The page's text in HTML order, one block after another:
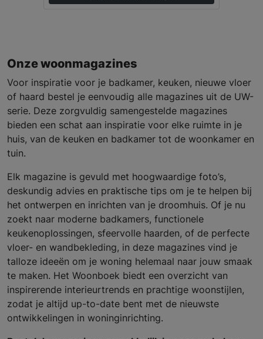
Onze woonmagazines
Voor inspiratie voor je badkamer, keuken, nieuwe vloer
of haard bestel je eenvoudig alle magazines uit de UW-
serie. Deze zorgvuldig samengestelde magazines
bieden een schat aan inspiratie voor elke ruimte in je
huis, van de keuken en badkamer tot de woonkamer en
tuin.
Elk magazine is gevuld met hoogwaardige foto’s,
deskundig advies en praktische tips om je te helpen bij
het ontwerpen en inrichten van je droomhuis. Of je nu
zoekt naar moderne badkamers, functionele
keukenoplossingen, sfeervolle haarden, of de perfecte
vloer- en wandbekleding, in deze magazines vind je
talloze ideeën om je woning helemaal naar jouw smaak
te maken. Het Woonboek biedt een overzicht van
inspirerende interieurtrends en prachtige woonstijlen,
zodat je altijd up-to-date bent met de nieuwste
ontwikkelingen in woninginrichting.